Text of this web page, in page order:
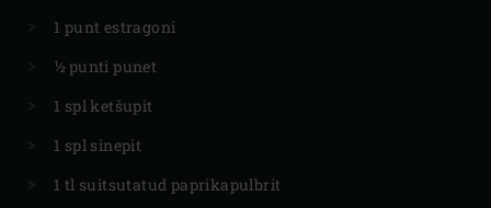
1 punt estragoni
½ punti punet
1 spl ketšupit
1 spl sinepit
1 tl suitsutatud paprikapulbrit